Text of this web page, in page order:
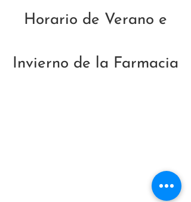
Horario de Verano e
Invierno de la Farmacia